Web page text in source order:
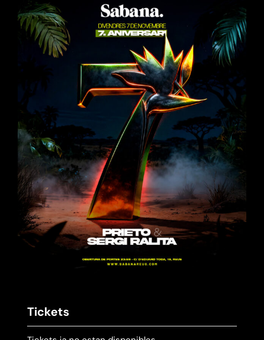
Tickets